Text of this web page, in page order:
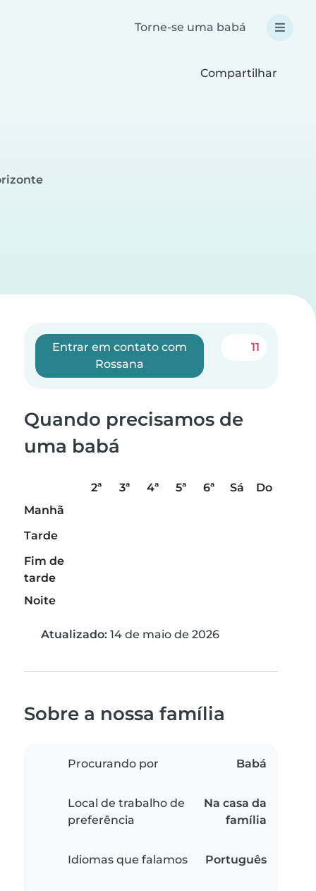
Torne-se uma babá
Compartilhar
Entrar em contato com
Rossana
11
Quando precisamos de
uma babá
2ª 3ª 4ª 5ª 6ª Sá
Do
Manhã
Tarde
Fim de
tarde
Noite
Atualizado: 14 de maio de 2026
Sobre a nossa família
Procurando por Babá
Local de trabalho de
preferência
Na casa da
família
Idiomas que falamos Português